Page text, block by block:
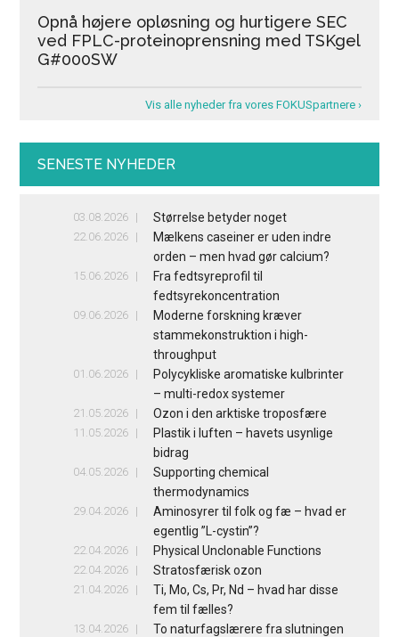
Opnå højere opløsning og hurtigere SEC
ved FPLC-proteinoprensning med TSKgel
G#000SW
Vis alle nyheder fra vores FOKUSpartnere ›
SENESTE NYHEDER
03.08.2026 Størrelse betyder noget
22.06.2026
Mælkens caseiner er uden indre
orden – men hvad gør calcium?
15.06.2026
Fra fedtsyreprofil til
fedtsyrekoncentration
09.06.2026
Moderne forskning kræver
stammekonstruktion i high-
throughput
01.06.2026
Polycykliske aromatiske kulbrinter
– multi-redox systemer
21.05.2026 Ozon i den arktiske troposfære
11.05.2026
Plastik i luften – havets usynlige
bidrag
04.05.2026
Supporting chemical
thermodynamics
29.04.2026
Aminosyrer til folk og fæ – hvad er
egentlig ”L-cystin”?
22.04.2026 Physical Unclonable Functions
22.04.2026 Stratosfærisk ozon
21.04.2026
Ti, Mo, Cs, Pr, Nd – hvad har disse
fem til fælles?
13.04.2026
To naturfagslærere fra slutningen